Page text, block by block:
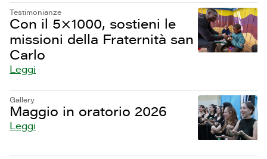
Testimonianze
Con il 5×1000, sostieni le
missioni della Fraternità san
Carlo
Leggi
Gallery
Maggio in oratorio 2026
Leggi